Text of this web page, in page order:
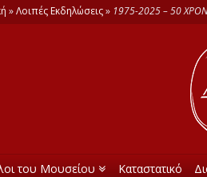
»Λοιπές Εκδηλώσεις» 1975-2025 – 50
του Μουσείου Καταστατικό